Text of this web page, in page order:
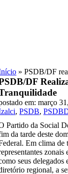
»PSDB/DF
DF
em: março
,PSDB,
Partido da Social
da tarde deste
Em clima de
seus delegados
regional, a